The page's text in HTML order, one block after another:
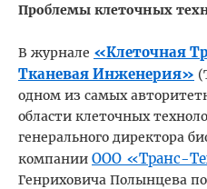
Проблемы клеточных
В журнале «Клеточная
Тканевая Инженерия»
одном из самых
области клеточных
генерального директора
компании ООО «Транс-
Генриховича Полынцева